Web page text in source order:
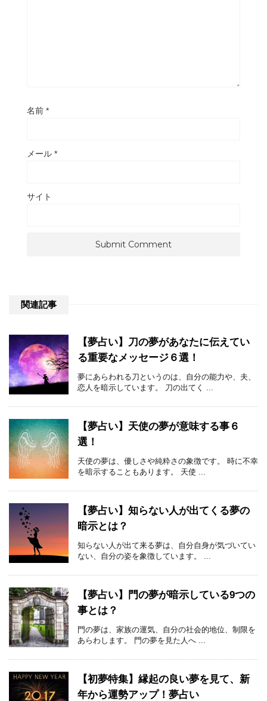
名前 *
メール *
サイト
関連記事
【夢占い】刀の夢があなたに伝えてい
る重要なメッセージ６選！
夢にあらわれる刀というのは、自分の能力や、夫、
恋人を暗示しています。 刀の出てく ...
【夢占い】天使の夢が意味する事６
選！
天使の夢は、優しさや純粋さの象徴です。 時に不幸
を暗示することもあります。 天使 ...
【夢占い】知らない人が出てくる夢の
暗示とは？
知らない人が出て来る夢は、自分自身が気づいてい
ない、自分の姿を象徴しています。 ...
【夢占い】門の夢が暗示している9つの
事とは？
門の夢は、家族の運気、自分の社会的地位、制限を
あらわします。 門の夢を見た人へ ...
【初夢特集】縁起の良い夢を見て、新
年から運勢アップ！夢占い